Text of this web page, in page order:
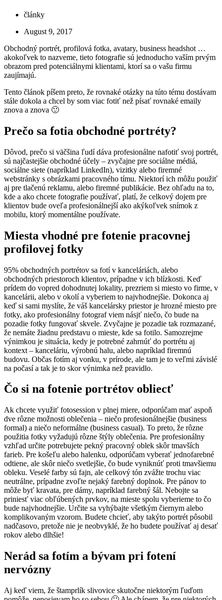
články
August 9, 2017
Obchodný portrét, profilová fotka, avatary, business headshot …
akokoľvek to nazveme, tieto fotografie sú jednoducho vaším prvým
obrazom pred potenciálnymi klientami, ktorí sa o vašu firmu
zaujímajú.
Tento článok píšem preto, že rovnaké otázky na túto tému dostávam
stále dokola a chcel by som viac fotiť než písať rovnaké emaily
znova a znova 🙂
Prečo sa fotia obchodné portréty?
Dôvod, prečo si väčšina ľudí dáva profesionálne nafotiť svoj portrét,
sú najčastejšie obchodné účely – zvyčajne pre sociálne médiá,
sociálne siete (napríklad LinkedIn), vizitky alebo firemné
webstránky s obrázkami pracovného tímu. Niektorí ich môžu použiť
aj pre tlačenú reklamu, alebo firemné publikácie. Bez ohľadu na to,
kde a ako chcete fotografie používať, platí, že celkový dojem pre
klientov bude oveľa profesionálnejší ako akýkoľvek snímok z
mobilu, ktorý momentálne používate.
Miesta vhodné pre fotenie pracovnej
profilovej fotky
95% obchodných portrétov sa fotí v kanceláriách, alebo
obchodných priestoroch klientov, prípadne v ich blízkosti. Keď
prídem do vopred dohodnutej lokality, prezriem si miesto vo firme, v
kancelárii, alebo v okolí a vyberiem to najvhodnejšie. Dokonca aj
keď si sami myslíte, že váš kancelársky priestor je hrozné miesto pre
fotky, ako profesionálny fotograf viem násjť niečo, čo bude na
pozadie fotky fungovať skvele. Zvyčajne je pozadie tak rozmazané,
že nemáte žiadnu predstavu o mieste, kde sa fotilo. Samozrejme
výnimkou je situácia, kedy je potrebné zahrnúť do portrétu aj
kontext – kanceláriu, výrobnú halu, alebo napríklad firemnú
budovu. Občas fotím aj vonku, v prírode, ale tam je to veľmi závislé
na počasí a tak je to skor výnimka než pravidlo.
Čo si na fotenie portrétov obliecť
Ak chcete využiť fotosession v plnej miere, odporúčam mať aspoň
dve rôzne možnosti oblečenia – niečo profesionálnejšie (business
formal) a niečo neformálne (business casual). To preto, že rôzne
použitia fotky vyžadujú rôzne štýly oblečenia. Pre profesionálny
vzhľad určite potrebujete pekný pracovný oblek skôr tmavších
farieb. Pre košeľu alebo halenku, odporúčam vyberať jednofarebné
odtiene, ale skôr niečo svetlejšie, čo bude vyniknúť proti tmavšiemu
obleku. Veselé farby sú fajn, ale celkový tón zvážte trochu viac
neutrálne, prípadne zvoľte nejaký farebný doplnok. Pre pánov to
môže byť kravata, pre dámy, napríklad farebný šál. Nebojte sa
priniesť viac obľúbených prvkov, na mieste spolu vyberieme to čo
bude najvhodnejšie. Určite sa vyhýbajte všetkým čiernym alebo
komplikovaným vzorom. Budete chcieť, aby takýto portrét pôsobil
nadčasovo, pretože nie je neobvyklé, že ho budete používať aj desať
rokov alebo dlhšie!
Nerád sa fotím a bývam pri fotení
nervózny
Aj keď viem, že štamprlík slivovice skutočne niektorým ľuďom